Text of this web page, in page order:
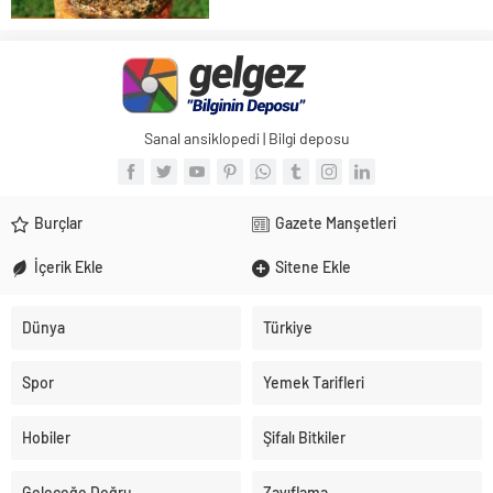
Lingzhi, Çincede, “manevi potens otu”
olarak da...
Sanal ansiklopedi | Bilgi deposu
Burçlar Gazete Manşetleri
İçerik Ekle Sitene Ekle
Dünya Türkiye
Spor Yemek Tarifleri
Hobiler Şifalı Bitkiler